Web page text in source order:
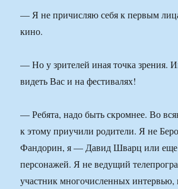
— Я не причисляю себя к первым
кино.
— Но у зрителей иная точка зрения.
видеть Вас и на фестивалях!
— Ребята, надо быть скромнее. Во
к этому приучили родители. Я не
Фандорин, я — Давид Шварц или еще
персонажей. Я не ведущий
участник многочисленных интервью,